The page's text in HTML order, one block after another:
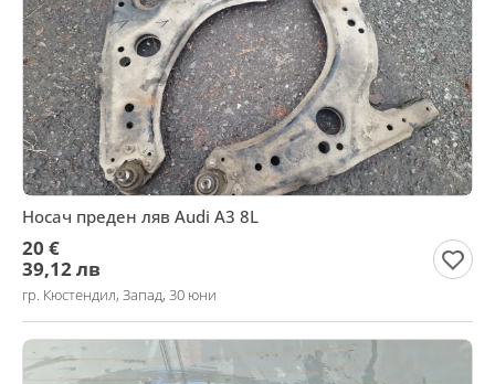
Носач преден ляв Audi A3 8L
20 €
39,12 лв
гр. Кюстендил, Запад, 30 юни